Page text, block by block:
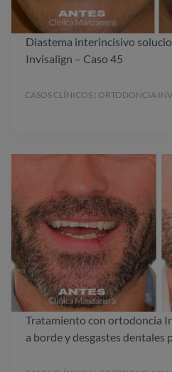
Diastema interincisivo
Invisalign – Caso 45
CASOS CLÍNICOS | ORTODONCIA
Tratamiento con ortodoncia
a borde y desgastes dentales